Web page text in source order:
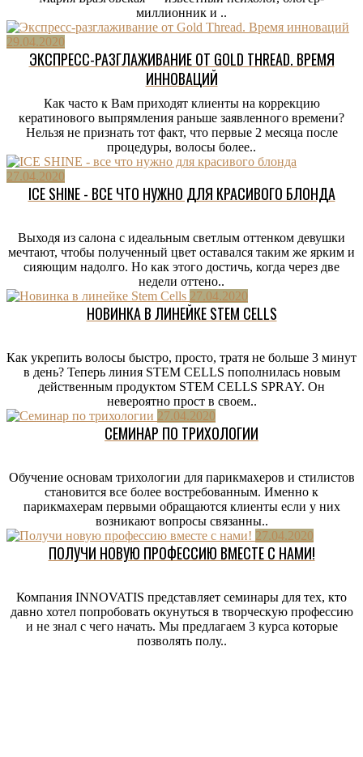
миллионник и ..
29.04.2020
ЭКСПРЕСС-РАЗГЛАЖИВАНИЕ ОТ GOLD THREAD. ВРЕМЯ
ИННОВАЦИЙ
Как часто к Вам приходят клиенты на коррекцию
кератинового выпрямления раньше заявленного времени?
Нельзя не признать тот факт, что первые 2 месяца после
процедуры, волосы более..
27.04.2020
ICE SHINE - ВСЕ ЧТО НУЖНО ДЛЯ КРАСИВОГО БЛОНДА
Выходя из салона с идеальным светлым оттенком девушки
мечтают, чтобы полученный цвет оставался таким же ярким и
сияющим надолго. Но как этого достичь, когда через две
недели оттено..
27.04.2020
НОВИНКА В ЛИНЕЙКЕ STEM CELLS
Как укрепить волосы быстро, просто, тратя не больше 3 минут
в день? Теперь линия STEM CELLS пополнилась новым
действенным продуктом STEM CELLS SPRAY. Он
невероятно прост в своем..
27.04.2020
СЕМИНАР ПО ТРИХОЛОГИИ
Обучение основам трихологии для парикмахеров и стилистов
становится все более востребованным. Именно к
парикмахерам первыми обращаются клиенты если у них
возникают вопросы связанны..
27.04.2020
ПОЛУЧИ НОВУЮ ПРОФЕССИЮ ВМЕСТЕ С НАМИ!
Компания INNOVATIS представляет семинары для тех, кто
давно хотел попробовать окунуться в творческую профессию
и не знал с чего начать. Мы предлагаем 3 курса которые
позволять полу..